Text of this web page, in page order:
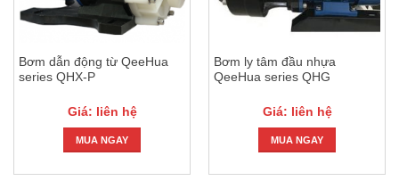
Bơm dẫn động từ QeeHua
series QHX-P
Giá: liên hệ
MUA NGAY
Bơm ly tâm đầu nhựa
QeeHua series QHG
Giá: liên hệ
MUA NGAY